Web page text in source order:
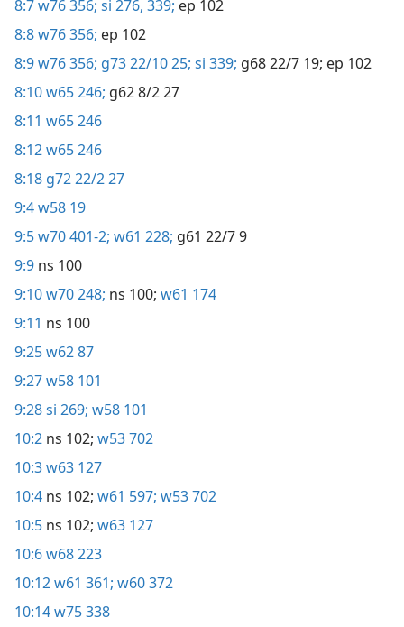
8:7w76 356; si 276, 339; ep 102
8:8w76 356; ep 102
8:9w76 356; g73 22/10 25; si 339; g68 22/7 19; ep 102
8:10w65 246; g62 8/2 27
8:11 w65 246
8:12w65 246
8:18 g72 22/2 27
9:4w58 19
9:5w70 401-2; w61 228; g61 22/7 9
9:9 ns 100
9:10w70 248; ns 100; w61 174
9:11 ns 100
9:25w62 87
9:27w58 101
9:28si 269; w58 101
10:2 ns 102; w53 702
10:3w63 127
10:4 ns 102; w61 597; w53 702
10:5 ns 102; w63 127
10:6w68 223
10:12w61 361; w60 372
10:14w75 338